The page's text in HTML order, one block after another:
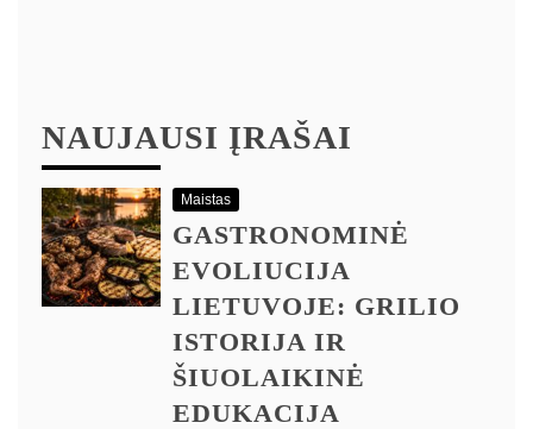
NAUJAUSI ĮRAŠAI
Maistas
GASTRONOMINĖ
EVOLIUCIJA
LIETUVOJE: GRILIO
ISTORIJA IR
ŠIUOLAIKINĖ
EDUKACIJA